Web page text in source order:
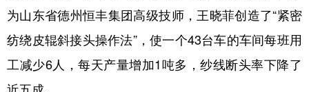
为山东省德州恒丰集团高级技师，王晓菲创造了“紧密
纺绕皮辊斜接头操作法”，使一个43台车的车间每班用
工减少6人，每天产量增加1吨多，纱线断头率下降了